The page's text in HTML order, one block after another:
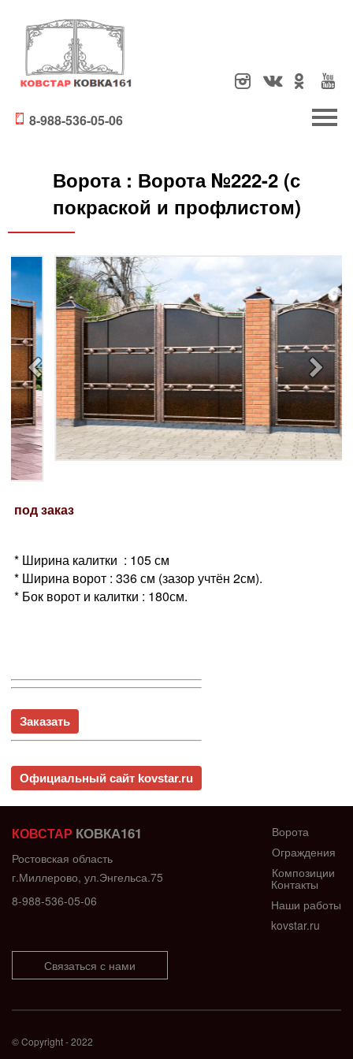
8-988-536-05-06
Ворота : Ворота №222-2 (с
покраской и профлистом)
под заказ
* Ширина калитки : 105 см
* Ширина ворот : 336 см (зазор учтён 2см).
* Бок ворот и калитки : 180см.
Заказать
Официальный сайт kovstar.ru
КОВСТАР КОВКА161
Ростовская область
г.Миллерово, ул.Энгельса.75
8-988-536-05-06
Ворота
Ограждения
Композиции
Контакты
Наши работы
kovstar.ru
Связаться с нами
© Copyright - 2022